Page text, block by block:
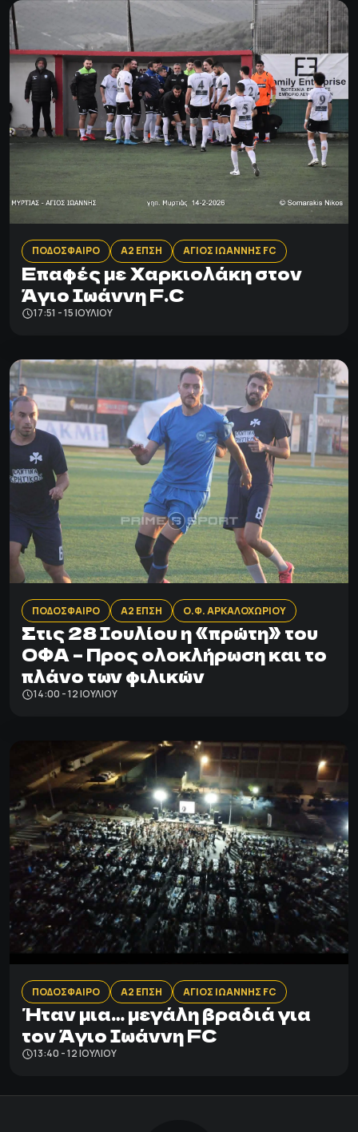
ΠΟΔΟΣΦΑΙΡΟ Α2 ΕΠΣΗ ΑΓΙΟΣ ΙΩΑΝΝΗΣ FC
Eπαφές με Χαρκιολάκη στον
Άγιο Ιωάννη F.C
17:51 - 15 ΙΟΥΛΊΟΥ
ΠΟΔΟΣΦΑΙΡΟ Α2 ΕΠΣΗ Ο.Φ. ΑΡΚΑΛΟΧΩΡΙΟΥ
Στις 28 Ιουλίου η «πρώτη» του
ΟΦΑ – Προς ολοκλήρωση και το
πλάνo των φιλικών
14:00 - 12 ΙΟΥΛΊΟΥ
ΠΟΔΟΣΦΑΙΡΟ Α2 ΕΠΣΗ ΑΓΙΟΣ ΙΩΑΝΝΗΣ FC
Ήταν μια… μεγάλη βραδιά για
τον Άγιο Ιωάννη FC
13:40 - 12 ΙΟΥΛΊΟΥ